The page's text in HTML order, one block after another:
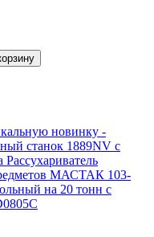
новинку -
станок 1889NV с
МАСТАК 103-
на 20 тонн с